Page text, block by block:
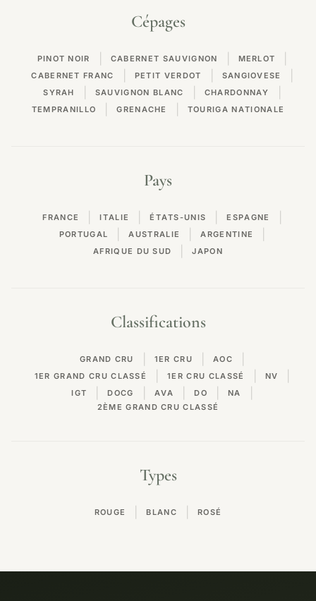
Cépages
PINOT NOIR CABERNET SAUVIGNON MERLOT
CABERNET FRANC PETIT VERDOT SANGIOVESE
SYRAH SAUVIGNON BLANC CHARDONNAY
TEMPRANILLO GRENACHE TOURIGA NATIONALE
Pays
FRANCE ITALIE ÉTATS-UNIS ESPAGNE
PORTUGAL AUSTRALIE ARGENTINE
AFRIQUE DU SUD JAPON
Classifications
GRAND CRU 1ER CRU AOC
1ER GRAND CRU CLASSÉ 1ER CRU CLASSÉ NV
IGT DOCG AVA DO NA
2ÈME GRAND CRU CLASSÉ
Types
ROUGE BLANC ROSÉ